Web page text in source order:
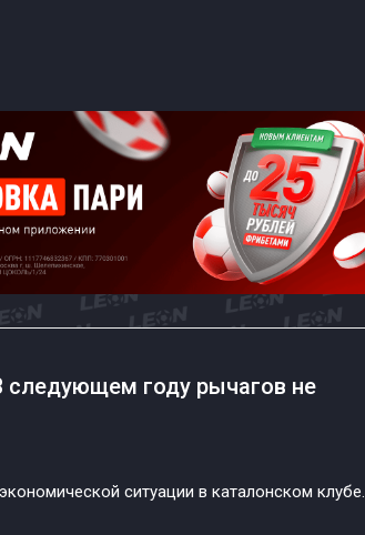
следующем году рычагов не
ситуации в каталонском клубе.